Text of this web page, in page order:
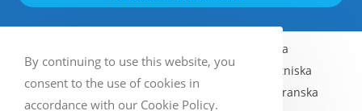
Finska
Norska (Bokmål)
Lettiska
Estniska
Litauiska
Ryska
Franska
By continuing to use this website, you
consent to the use of cookies in
accordance with our Cookie Policy.